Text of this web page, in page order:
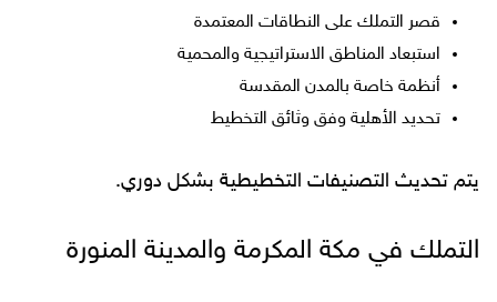
قصر التملك على النطاقات المعتمدة
استبعاد المناطق الاستراتيجية والمحمية
أنظمة خاصة بالمدن المقدسة
تحديد الأهلية وفق وثائق التخطيط
يتم تحديث التصنيفات التخطيطية بشكل دوري.
التملك في مكة المكرمة والمدينة المنورة